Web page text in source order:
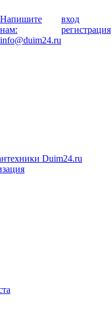
Напишите
нам:
info@duim24.ru
вход
регистрация